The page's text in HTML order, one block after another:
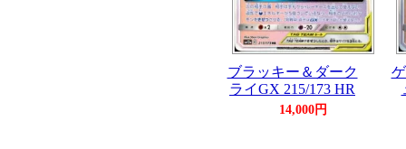
ブラッキー＆ダーク
ライGX 215/173 HR
14,000円